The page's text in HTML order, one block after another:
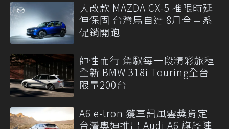
大改款 MAZDA CX-5 推限時延
伸保固 台灣馬自達 8月全車系
促銷開跑
帥性而行 駕馭每一段精彩旅程
全新 BMW 318i Touring全台
限量200台
A6 e-tron 獲車訊風雲獎肯定
台灣奧迪推出 Audi A6 旗艦陣